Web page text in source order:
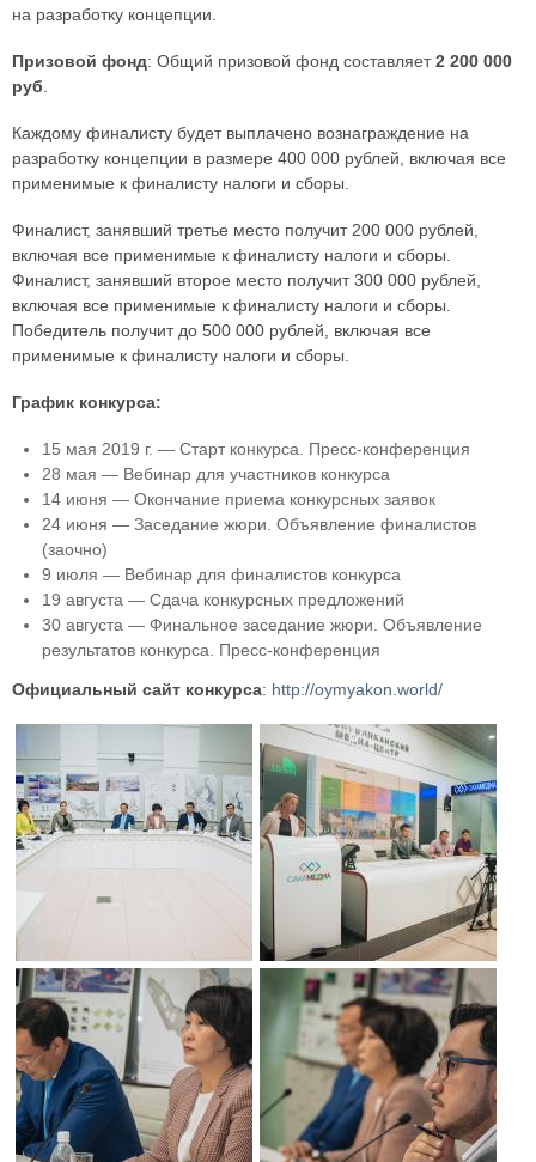
на разработку концепции.
Призовой фонд: Общий призовой фонд составляет2 200 000
руб
Каждому финалисту будет выплачено вознаграждение на
разработку концепции в размере 400 000 рублей, включая все
применимые к финалисту налоги и сборы.
Финалист, занявший третье место получит 200 000 рублей,
включая все применимые к финалисту налоги и сборы.
Финалист, занявший второе место получит 300 000 рублей,
включая все применимые к финалисту налоги и сборы.
Победитель получит до 500 000 рублей, включая все
применимые к финалисту налоги и сборы.
График конкурса:
15 мая 2019 г. — Старт конкурса. Пресс-конференция
28 мая — Вебинар для участников конкурса
14 июня — Окончание приема конкурсных заявок
24 июня — Заседание жюри. Объявление финалистов
(заочно)
9 июля — Вебинар для финалистов конкурса
19 августа — Сдача конкурсных предложений
30 августа — Финальное заседание жюри. Объявление
результатов конкурса. Пресс-конференция
Официальный сайт конкурса: http://oymyakon.world/